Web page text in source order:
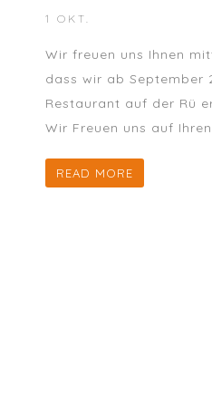
1 OKT.
Wir freuen uns Ihnen
dass wir ab September
Restaurant auf der Rü
Wir Freuen uns auf
READ MORE